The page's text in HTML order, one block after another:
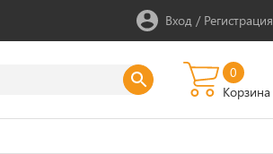
Вход / Регистрация
0
Корзина